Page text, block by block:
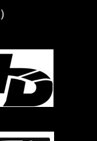
）